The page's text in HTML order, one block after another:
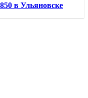
в Ульяновске